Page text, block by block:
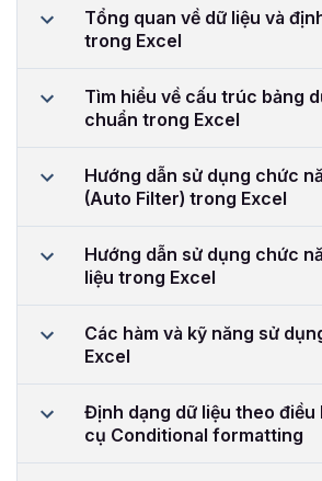
Tổng quan về dữ liệu và
trong Excel
Tìm hiểu về cấu trúc bảng
chuẩn trong Excel
Hướng dẫn sử dụng chức
(Auto Filter) trong Excel
Hướng dẫn sử dụng chức
liệu trong Excel
Các hàm và kỹ năng sử
Excel
Định dạng dữ liệu theo điều
cụ Conditional formatting